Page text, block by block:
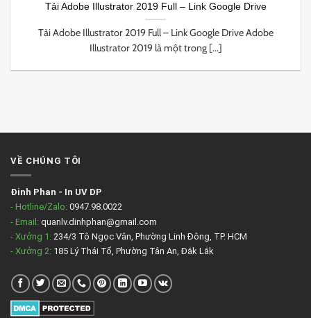
Tải Adobe Illustrator 2019 Full – Link Google Drive
Tải Adobe Illustrator 2019 Full – Link Google Drive Adobe
Illustrator 2019 là một trong [...]
VỀ CHÚNG TÔI
Đinh Phan - In UV DP
- Hotline/Zalo: 0947.98.0022
- Email: quanlv.dinhphan@gmail.com
- Xưởng 1: 234/3 Tô Ngọc Vân, Phường Linh Đông, TP. HCM
- Xưởng 2: 185 Lý Thái Tổ, Phường Tân An, Đắk Lắk